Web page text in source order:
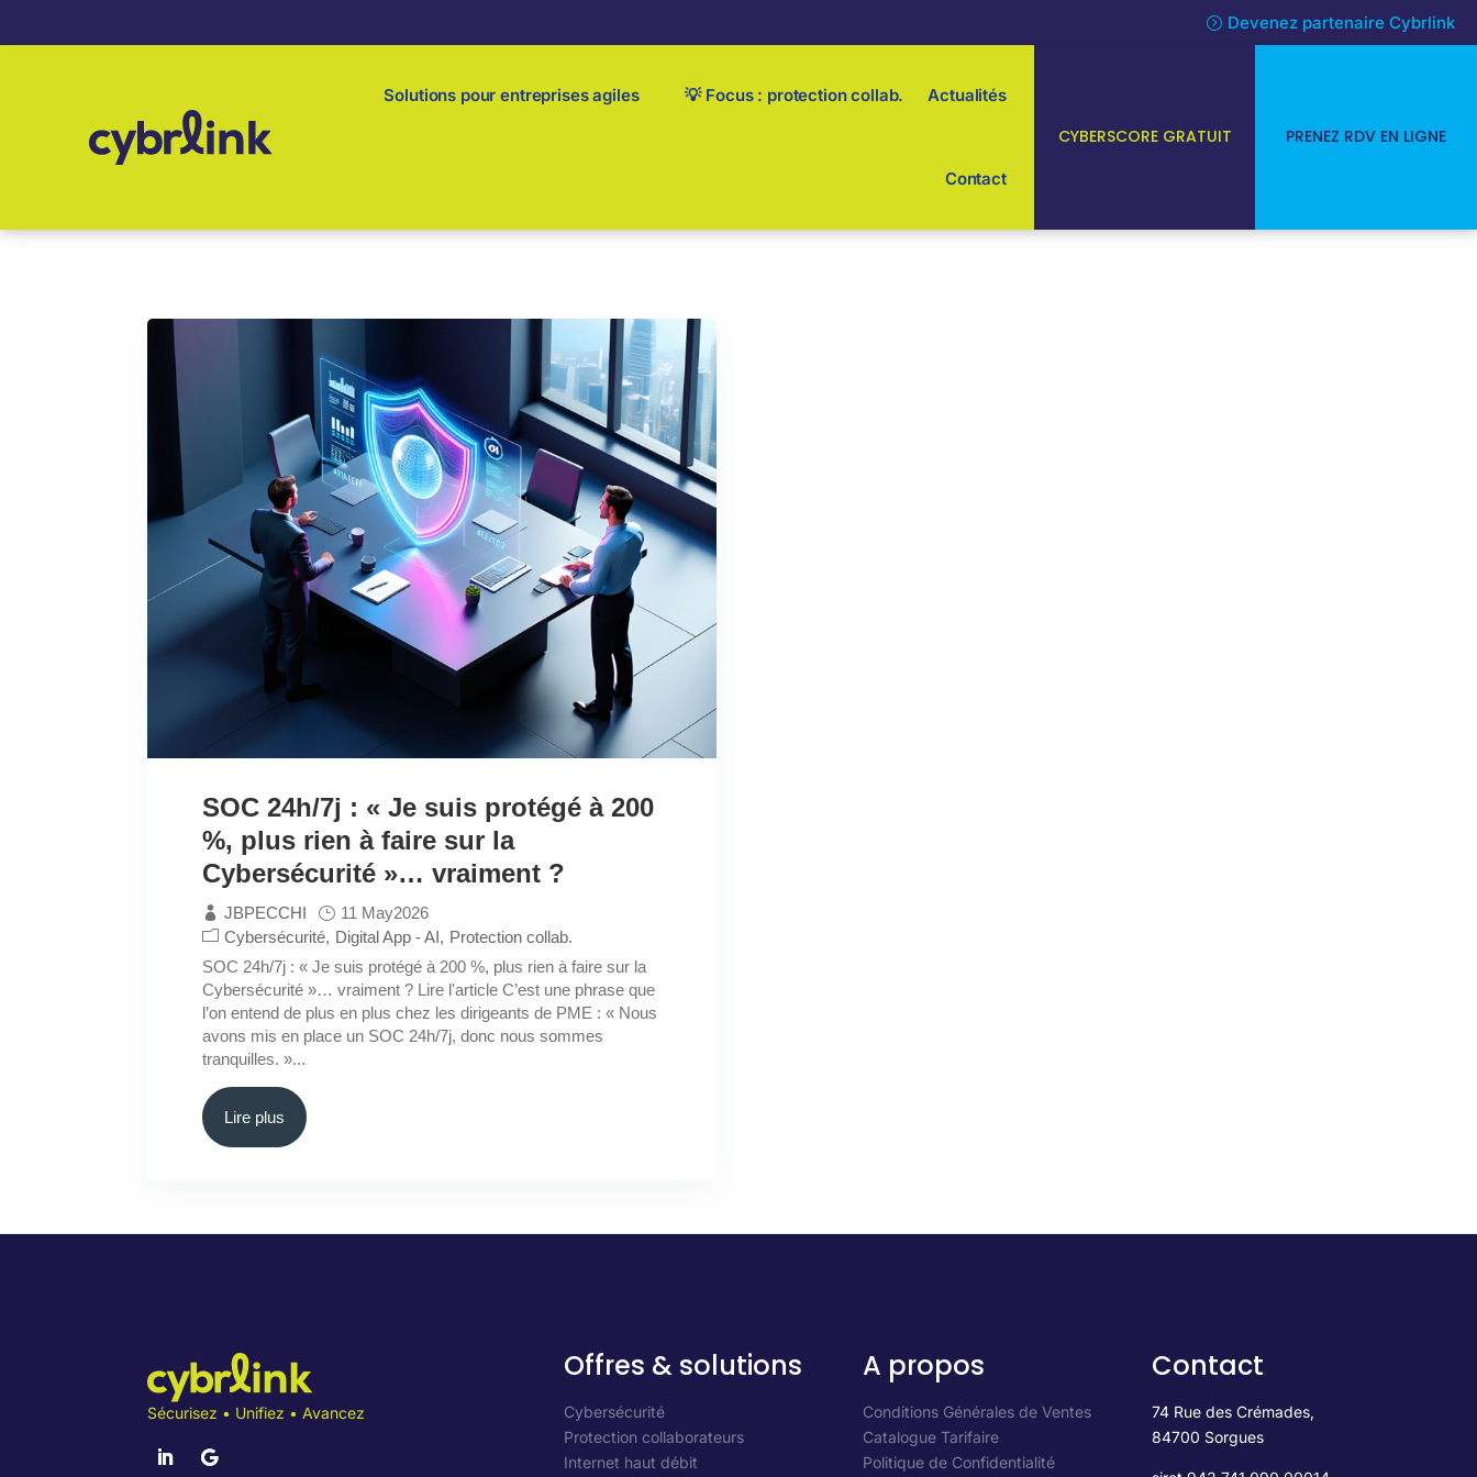
Devenez partenaire Cybrlink
Solutions pour entreprises agiles 💡 Focus : protection collab. Actualités
Contact
CYBERSCORE GRATUIT PRENEZ RDV EN LIGNE
SOC 24h/7j : « Je suis protégé à 200
%, plus rien à faire sur la
Cybersécurité »… vraiment ?
JBPECCHI
11 May2026
Cybersécurité Digital App - AI
Protection collab.
SOC 24h/7j : « Je suis protégé à 200 %, plus rien à faire sur la
Cybersécurité »… vraiment ? Lire l'article C’est une phrase que
l’on entend de plus en plus chez les dirigeants de PME : « Nous
avons mis en place un SOC 24h/7j, donc nous sommes
tranquilles. »...
Lire plus
Sécurisez • Unifiez • Avancez
Offres & solutions
Cybersécurité
Protection collaborateurs
Internet haut débit
A propos
Conditions Générales de Ventes
Catalogue Tarifaire
Politique de Confidentialité
Contact
74 Rue des Crémades,
84700 Sorgues